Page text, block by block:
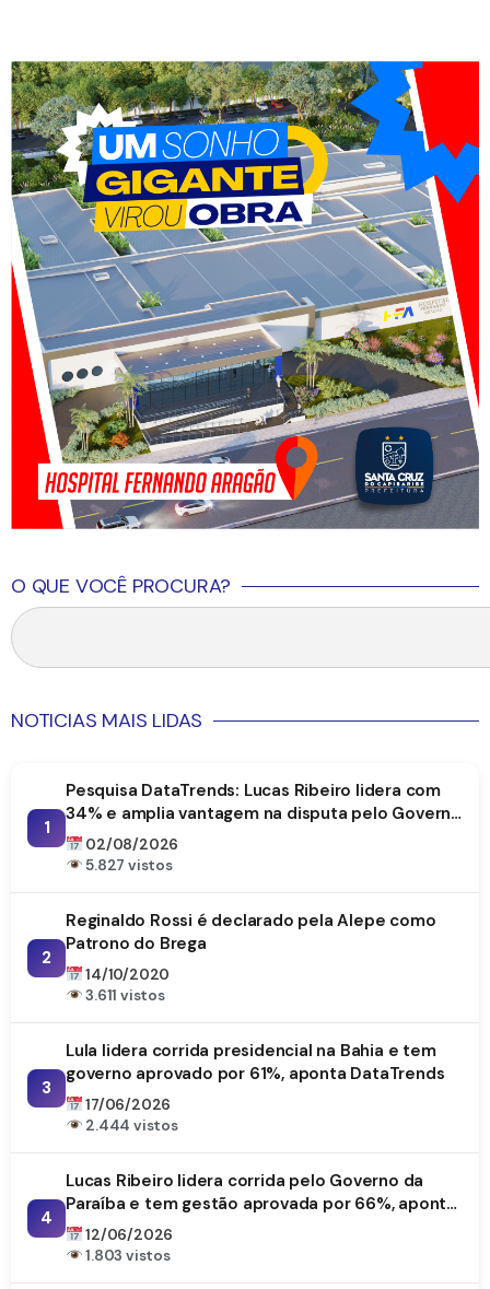
O QUE VOCÊ PROCURA?
NOTICIAS MAIS LIDAS
1
Pesquisa DataTrends: Lucas Ribeiro lidera com
34% e amplia vantagem na disputa pelo Governo
da Paraíba
02/08/2026
5.827 vistos
2
Reginaldo Rossi é declarado pela Alepe como
Patrono do Brega
14/10/2020
3.611 vistos
3
Lula lidera corrida presidencial na Bahia e tem
governo aprovado por 61%, aponta DataTrends
17/06/2026
2.444 vistos
4
Lucas Ribeiro lidera corrida pelo Governo da
Paraíba e tem gestão aprovada por 66%, aponta
DataTrends
12/06/2026
1.803 vistos